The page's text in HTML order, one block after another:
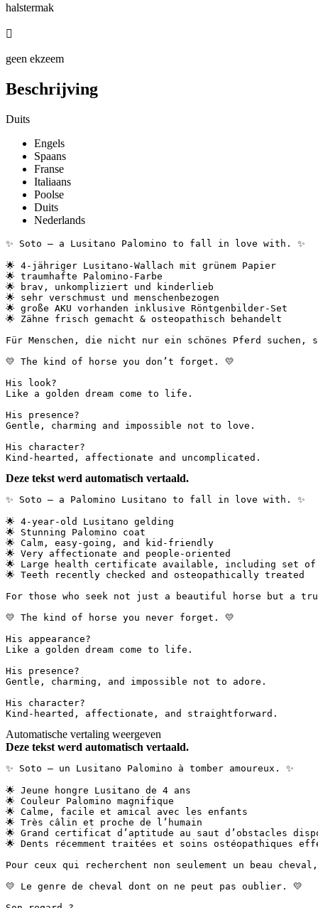
halstermak

geen ekzeem
Beschrijving
Duits
Engels
Spaans
Franse
Italiaans
Poolse
Duits
Nederlands
✨ Soto – a Lusitano Palomino to fall in love with. ✨
🌟 4-jähriger Lusitano-Wallach mit grünem Papier
🌟 traumhafte Palomino-Farbe
🌟 brav, unkompliziert und kinderlieb
🌟 sehr verschmust und menschenbezogen
🌟 große AKU vorhanden inklusive Röntgenbilder-Set
🌟 Zähne frisch gemacht & osteopathisch behandelt
Für Menschen, die nicht nur ein schönes Pferd suchen,
💛 The kind of horse you don’t forget. 💛
His look?
Like a golden dream come to life.
His presence?
Gentle, charming and impossible not to love.
His character?
Kind-hearted, affectionate and uncomplicated.
Deze tekst werd automatisch vertaald.
✨ Soto – a Palomino Lusitano to fall in love with. ✨
🌟 4-year-old Lusitano gelding
🌟 Stunning Palomino coat
🌟 Calm, easy-going, and kid-friendly
🌟 Very affectionate and people-oriented
🌟 Large health certificate available, including set
🌟 Teeth recently checked and osteopathically treated
For those who seek not just a beautiful horse but a
💛 The kind of horse you never forget. 💛
His appearance?
Like a golden dream come to life.
His presence?
Gentle, charming, and impossible not to adore.
His character?
Kind-hearted, affectionate, and straightforward.
Automatische vertaling weergeven
Deze tekst werd automatisch vertaald.
✨ Soto – un Lusitano Palomino à tomber amoureux. ✨
🌟 Jeune hongre Lusitano de 4 ans
🌟 Couleur Palomino magnifique
🌟 Calme, facile et amical avec les enfants
🌟 Très câlin et proche de l’humain
🌟 Grand certificat d’aptitude au saut d’obstacles
🌟 Dents récemment traitées et soins ostéopathiques
Pour ceux qui recherchent non seulement un beau
💛 Le genre de cheval dont on ne peut pas oublier. 💛